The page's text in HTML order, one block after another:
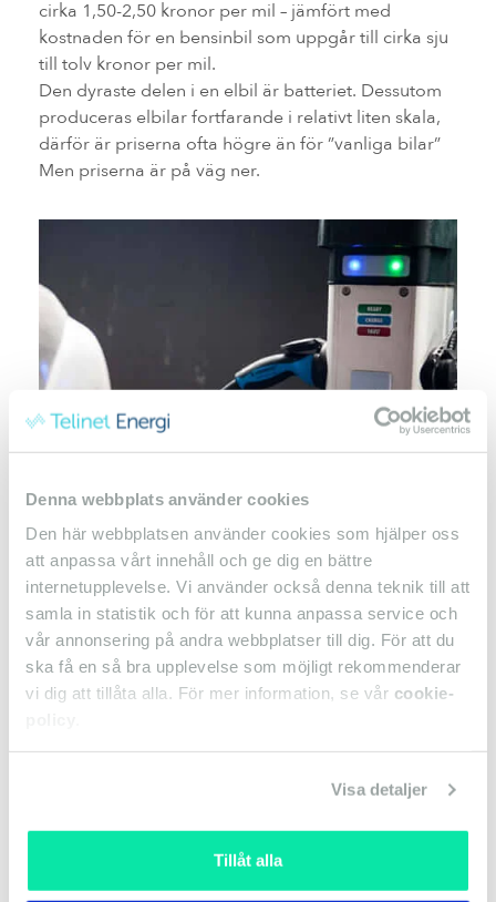
Denna webbplats använder cookies
Den här webbplatsen använder cookies som hjälper oss
att anpassa vårt innehåll och ge dig en bättre
internetupplevelse. Vi använder också denna teknik till att
samla in statistik och för att kunna anpassa service och
vår annonsering på andra webbplatser till dig. För att du
ska få en så bra upplevelse som möjligt rekommenderar
vi dig att tillåta alla. För mer information, se vår cookie-
Visa detaljer
Tillåt alla
cirka 1,50-2,50 kronor per mil – jämfört med
kostnaden för en bensinbil som uppgår till cirka sju
till tolv kronor per mil.
Den dyraste delen i en elbil är batteriet. Dessutom
produceras elbilar fortfarande i relativt liten skala,
därför är priserna ofta högre än för ”vanliga bilar”
Men priserna är på väg ner.
Enkelt uttryckt kan man säga att laddaren i
elbilen har stora likheter med batteriladdaren
du använder till dina sladdlösa verktyg. Men
större batterier kräver naturligtvis rejälare
laddare.
vägguttag. Problemet med vägguttag är de inte
levererar särskilt mycket ström – högst 16
utan att bli varma och därmed utgöra en
Därför drar ofta inte elbilar mer än 10 ampere när